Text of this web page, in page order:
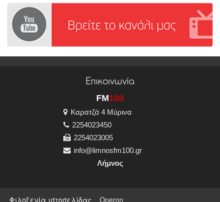
Επικοινωνία
FM100
Καρατζά 4 Μύρινα
2254023450
2254023005
info@limnosfm100.gr
Λήμνος
Φιλοξενία ιστοσελίδας Operon